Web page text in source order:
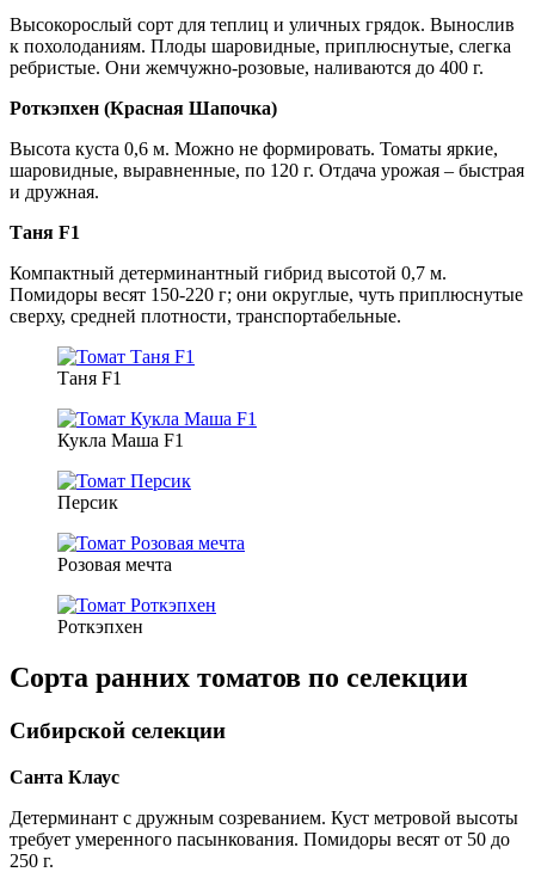
Высокорослый сорт для теплиц и уличных грядок. Вынослив
к похолоданиям. Плоды шаровидные, приплюснутые, слегка
ребристые. Они жемчужно-розовые, наливаются до 400 г.
Роткэпхен (Красная Шапочка)
Высота куста 0,6 м. Можно не формировать. Томаты яркие,
шаровидные, выравненные, по 120 г. Отдача урожая – быстрая
и дружная.
Таня F1
Компактный детерминантный гибрид высотой 0,7 м.
Помидоры весят 150-220 г; они округлые, чуть приплюснутые
сверху, средней плотности, транспортабельные.
Таня F1
Кукла Маша F1
Персик
Розовая мечта
Роткэпхен
Сорта ранних томатов по селекции
Сибирской селекции
Санта Клаус
Детерминант с дружным созреванием. Куст метровой высоты
требует умеренного пасынкования. Помидоры весят от 50 до
250 г.